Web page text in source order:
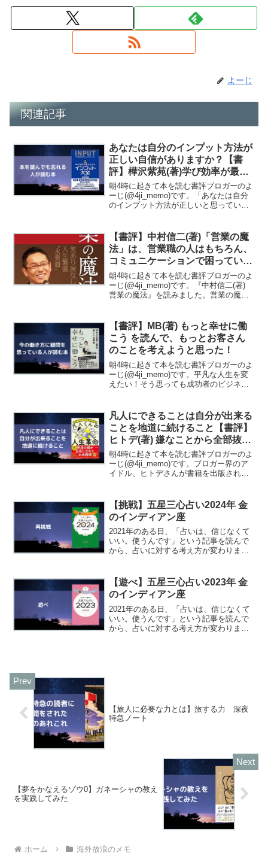
よーじ
関連記事
あなたは自分のインプット方法が
正しい自信がありますか？【書
評】樺沢紫苑(著)学び効率が最大
化するインプット大全
朝4時に起きて本を読む書評ブロガーのよ
ーじ(@4ji_memo)です。「あなたは自分
のインプット方法が正しいと思っていま
書すればいいんでしょ！」「たくさんの
情報を脳みそ...
【書評】中村信二(著)「営業の魔
法」は、営業職の人はもちろん、
コミュニケーションで困っている
人にとっても読む価値があった！
朝4時に起きて本を読む書評ブロガーのよ
ーじ(@4ji_memo)です。『中村信二(著)
営業の魔法』を読みました。営業の魔法
with カエレバ楽天市場で...
【書評】MB(著) もっと幸せに働
こう を読んで、もっとお客さん
のことを考えようと思った！
朝4時に起きて本を読む書評ブロガーのよ
ーじ(@4ji_memo)です。平凡な人生を変
えたい！そう思っても成功者のビジネス
高学歴であったり、輝かしい経歴の方々
がほとんどです...
凡人にできることは自分が出来る
ことを地道に続けること【書評】
ヒトデ(著) 嫌なことから全部抜け
出せる 凡人くんの人生革命
朝4時に起きて本を読む書評ブロガーのよ
ーじ(@4ji_memo)です。ブロガー界のア
イドル、ヒトデさんが書籍を出版されま
デposted with カエレバ楽天市場で...
【挑戦】五星三心占い2024年 金
のインディアン座
2021年のある日、「占いは、信じなくて
いい。使うんです」という記事を読んで
から、占いに対する考え方が変わりまし
ます。「運がいいのであればやってみよ
うか」と何かを決断...
【遊べ】五星三心占い2023年 金
のインディアン座
2021年のある日、「占いは、信じなくて
いい。使うんです」という記事を読んで
から、占いに対する考え方が変わりまし
【旅人に必要な力とは】旅する力 深夜
特急ノート
【夢をかなえるゾウ0】ガネーシャの教え
を実践してみた
ホーム 海外放浪のメモ